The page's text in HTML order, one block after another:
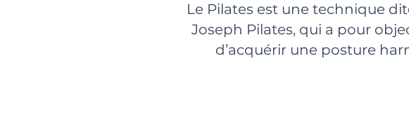
Le Pilates est une technique
Joseph Pilates, qui a pour
d’acquérir une posture